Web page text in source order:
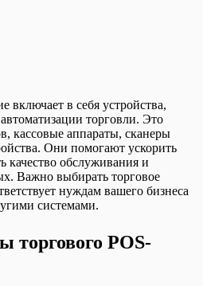
включает в себя устройства,
торговли. Это
кассовые аппараты, сканеры
Они помогают ускорить
качество обслуживания и
Важно выбирать торговое
нуждам вашего бизнеса
системами.
торгового POS-